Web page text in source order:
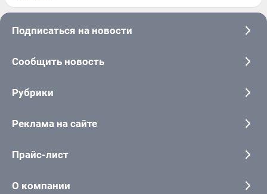
Подписаться на новости
Сообщить новость
Рубрики
Реклама на сайте
Прайс-лист
О компании